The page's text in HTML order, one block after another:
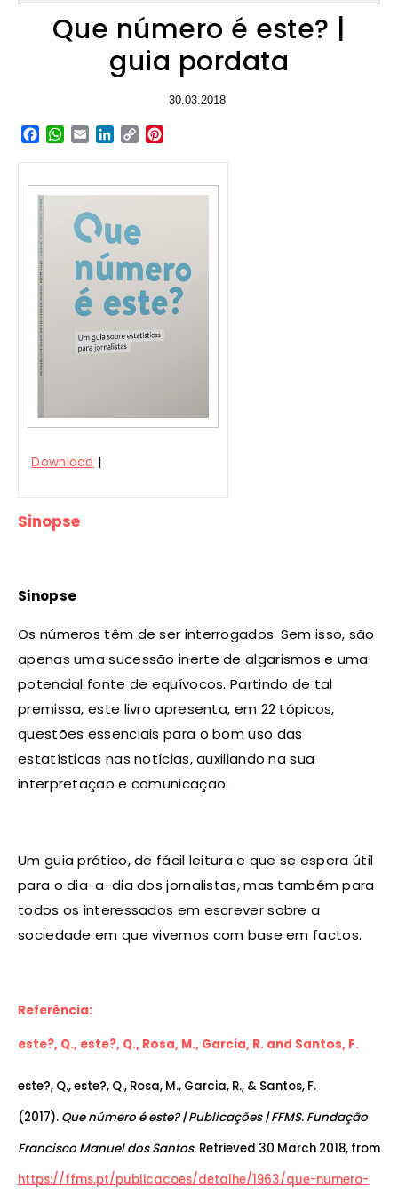
Que número é este? |
guia pordata
30.03.2018
Facebook
WhatsApp
EmailLinkedIn
Copy
Download |
Sinopse
Sinopse
Os números têm de ser interrogados. Sem isso, são
apenas uma sucessão inerte de algarismos e uma
potencial fonte de equívocos. Partindo de tal
premissa, este livro apresenta, em 22 tópicos,
questões essenciais para o bom uso das
estatísticas nas notícias, auxiliando na sua
interpretação e comunicação.
Um guia prático, de fácil leitura e que se espera útil
para o dia-a-dia dos jornalistas, mas também para
todos os interessados em escrever sobre a
sociedade em que vivemos com base em factos.
Referência:
este?, Q., este?, Q., Rosa, M., Garcia, R. and Santos, F.
este?, Q., este?, Q., Rosa, M., Garcia, R., & Santos, F.
(2017). Que número é este? | Publicações | FFMS. Fundação
Francisco Manuel dos Santos. Retrieved 30 March 2018, from
https://ffms.pt/publicacoes/detalhe/1963/que-numero-